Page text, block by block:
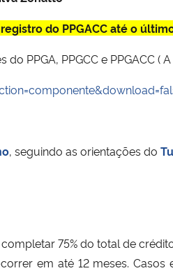
do PPGACC até o
PPGA, PPGCC e PPGACC (
, seguindo as orientações do
75% do total de
em até 12 meses.